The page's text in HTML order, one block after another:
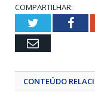
COMPARTILHAR:
Twitter
Email
CONTEÚDO